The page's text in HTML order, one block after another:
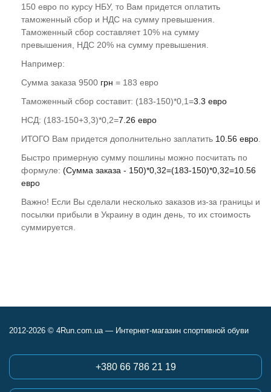
150 евро по курсу НБУ, то Вам придется оплатить
таможенный сбор и НДС на сумму превышения.
Таможенный сбор составляет 10% на сумму
превышения, НДС 20% на сумму превышения.
Например:
Сумма заказа 9500 грн = 183 евро
Таможенный сбор составит: (183-150)*0,1=3.3 евро
НСД: (183-150+3,3)*0,2=7.26 евро
ИТОГО Вам придется дополнительно заплатить 10.56 евро
Быстро примерную сумму пошлины можно посчитать по
формуле: (Сумма заказа - 150)*0,32=(183-150)*0,32=10.56
евро
Важно! Если Вы сделали несколько заказов из-за границы и
посылки прибыли в Украину в один день, то их стоимость
суммируется.
2012-2026 © 4Run.com.ua — Интернет-магазин спортивной обуви
+380 66 786 21 19